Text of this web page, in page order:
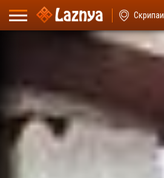
Скрипаи